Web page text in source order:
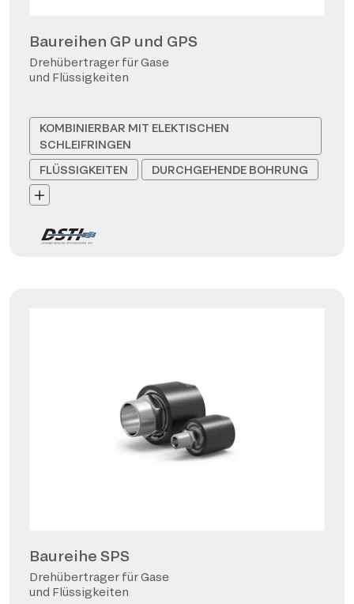
Baureihen GP und GPS
Drehübertrager für Gase
und Flüssigkeiten
KOMBINIERBAR MIT ELEKTISCHEN
SCHLEIFRINGEN
FLÜSSIGKEITEN
DURCHGEHENDE BOHRUNG
Baureihe SPS
Drehübertrager für Gase
und Flüssigkeiten